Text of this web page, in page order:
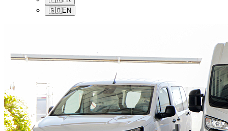
🇬🇧EN